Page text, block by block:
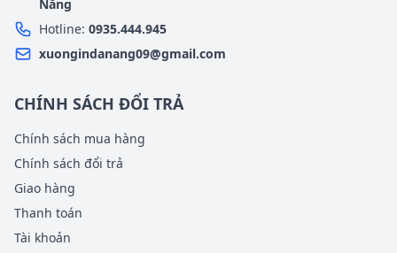
Nẵng
Hotline: 0935.444.945
xuongindanang09@gmail.com
CHÍNH SÁCH ĐỔI TRẢ
Chính sách mua hàng
Chính sách đổi trả
Giao hàng
Thanh toán
Tài khoản